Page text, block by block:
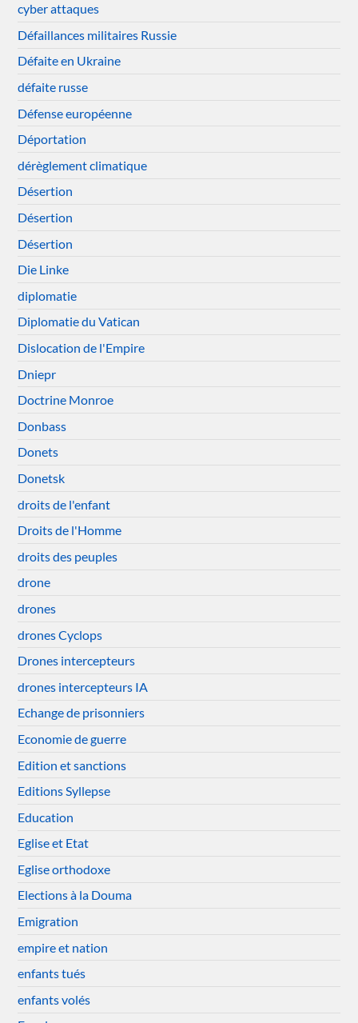
cyber attaques
Défaillances militaires Russie
Défaite en Ukraine
défaite russe
Défense européenne
Déportation
dérèglement climatique
Désertion
Désertion
Désertion
Die Linke
diplomatie
Diplomatie du Vatican
Dislocation de l'Empire
Dniepr
Doctrine Monroe
Donbass
Donets
Donetsk
droits de l'enfant
Droits de l'Homme
droits des peuples
drone
drones
drones Cyclops
Drones intercepteurs
drones intercepteurs IA
Echange de prisonniers
Economie de guerre
Edition et sanctions
Editions Syllepse
Education
Eglise et Etat
Eglise orthodoxe
Elections à la Douma
Emigration
empire et nation
enfants tués
enfants volés